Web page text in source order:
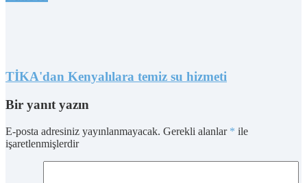
TİKA'dan Kenyalılara temiz su hizmeti
Bir yanıt yazın
E-posta adresiniz yayınlanmayacak. Gerekli alanlar * ile
işaretlenmişlerdir